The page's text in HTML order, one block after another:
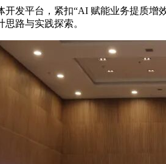
开发平台，紧扣“AI 赋能业务提质
路与实践探索。